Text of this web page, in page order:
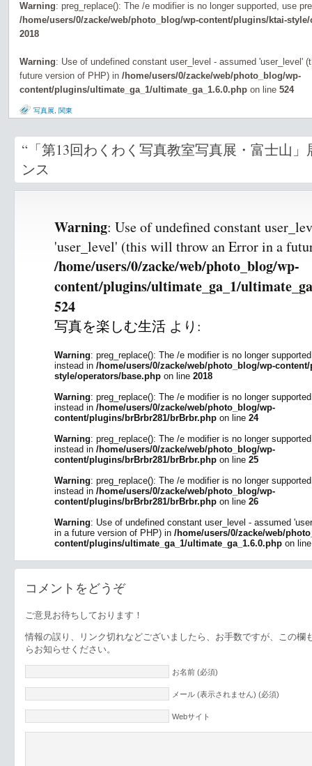
Warning: preg_replace(): The /e modifier is no longer supported, use
/home/users/0/zacke/web/photo_blog/wp-content/plugins/ktai-
2018
Warning: Use of undefined constant user_level - assumed 'user_level'
future version of PHP) in /home/users/0/zacke/web/photo_blog/wp-
content/plugins/ultimate_ga_1/ultimate_ga_1.6.0.php on line 524
写真展 関東
“「第13回わくわく写真教室写真展・富士山
ンス
Warning: Use of undefined constant
'user_level' (this will throw an Error in a
/home/users/0/zacke/web/photo_blog/wp-
content/plugins/ultimate_ga_1/
524
写真を楽しむ生活 より:
Warning: preg_replace(): The /e modifier is no longer
instead in /home/users/0/zacke/web/photo_blog/wp-
style/operators/base.php on line 2018
Warning: preg_replace(): The /e modifier is no longer
instead in /home/users/0/zacke/web/photo_blog/wp-
content/plugins/brBrbr281/brBrbr.php on line 24
Warning: preg_replace(): The /e modifier is no longer
instead in /home/users/0/zacke/web/photo_blog/wp-
content/plugins/brBrbr281/brBrbr.php on line 25
Warning: preg_replace(): The /e modifier is no longer
instead in /home/users/0/zacke/web/photo_blog/wp-
content/plugins/brBrbr281/brBrbr.php on line 26
Warning: Use of undefined constant user_level - assumed
in a future version of PHP) in /home/users/0/zacke/web/
content/plugins/ultimate_ga_1/ultimate_ga_1.6.0.php on
コメントをどうぞ
ご意見お待ちしております！
情報の誤り、リンク切れなどございましたら、お手数ですが、この欄
らお知らせください。
お名前 (必須)
メール (表示されません) (必須)
Webサイト